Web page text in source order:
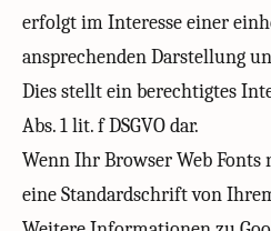
erfolgt im Interesse einer
ansprechenden Darstellung
Dies stellt ein berechtigtes
Abs. 1 lit. f DSGVO dar.
Wenn Ihr Browser Web
eine Standardschrift von